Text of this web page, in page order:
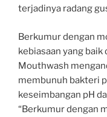
terjadinya radang
Berkumur dengan
kebiasaan yang
Mouthwash
membunuh bakteri
keseimbangan pH
“Berkumur dengan